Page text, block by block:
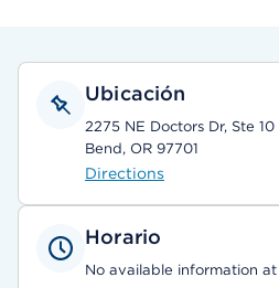
Ubicación
2275 NE Doctors Dr, Ste 10
Bend, OR 97701
Directions
Horario
No available information